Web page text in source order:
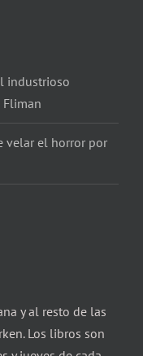
industrioso
Fliman
velar el horror por
y al resto de las
Los libros son